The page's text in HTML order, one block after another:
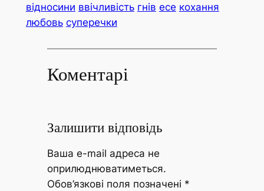
відносини ввічливість гнів есе кохання
любовь суперечки
Коментарі
Залишити відповідь
Ваша e-mail адреса не
оприлюднюватиметься.
Обов’язкові поля позначені *